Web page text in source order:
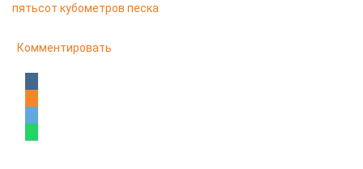
пятьсот кубометров песка
Комментировать